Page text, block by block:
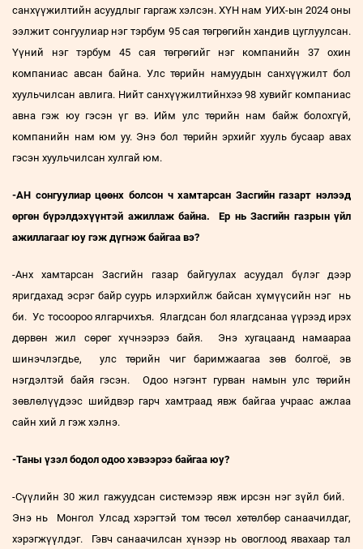
санхүүжилтийн асуудлыг гаргаж хэлсэн. ХҮН нам УИХ-ын 2024 оны
ээлжит сонгуулиар нэг тэрбум 95 сая төгрөгийн хандив цуглуулсан.
Үүний нэг тэрбум 45 сая төгрөгийг нэг компанийн 37 охин
компаниас авсан байна. Улс төрийн намуудын санхүүжилт бол
хуульчилсан авлига. Нийт санхүүжилтийнхээ 98 хувийг компаниас
авна гэж юу гэсэн үг вэ. Ийм улс төрийн нам байж болохгүй,
компанийн нам юм уу. Энэ бол төрийн эрхийг хууль бусаар авах
гэсэн хуульчилсан хулгай юм.
-АН сонгуулиар цөөнх болсон ч хамтарсан Засгийн газарт нэлээд
өргөн бүрэлдэхүүнтэй ажиллаж байна. Ер нь Засгийн газрын үйл
ажиллагааг юу гэж дүгнэж байгаа вэ?
-Анх хамтарсан Засгийн газар байгуулах асуудал бүлэг дээр
яригдахад эсрэг байр суурь илэрхийлж байсан хүмүүсийн нэг нь
би. Ус тосоороо ялгарчихъя. Ялагдсан бол ялагдсанаа үүрээд ирэх
дөрвөн жил сөрөг хүчнээрээ байя. Энэ хугацаанд намаараа
шинэчлэгдье, улс төрийн чиг баримжаагаа зөв болгоё, эв
нэгдэлтэй байя гэсэн. Одоо нэгэнт гурван намын улс төрийн
зөвлөлүүдээс шийдвэр гарч хамтраад явж байгаа учраас ажлаа
сайн хий л гэж хэлнэ.
-Таны үзэл бодол одоо хэвээрээ байгаа юу?
-Сүүлийн 30 жил гажуудсан системээр явж ирсэн нэг зүйл бий.
Энэ нь Монгол Улсад хэрэгтэй том төсөл хөтөлбөр санаачилдаг,
хэрэгжүүлдэг. Гэвч санаачилсан хүнээр нь овоглоод явахаар тал